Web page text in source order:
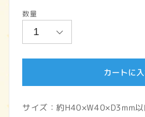
数量
カートに
サイズ：約H40×W40×D3mm以